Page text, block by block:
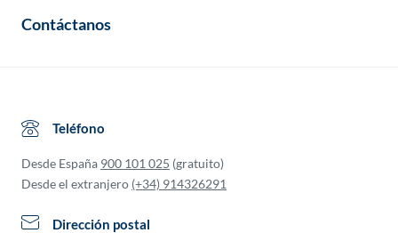
Contáctanos
Teléfono
Desde España 900 101 025 (gratuito)
Desde el extranjero (+34) 914326291
Dirección postal